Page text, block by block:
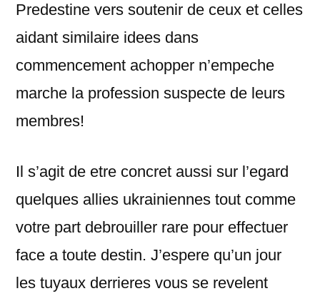
Predestine vers soutenir de ceux et celles
aidant similaire idees dans
commencement achopper n’empeche
marche la profession suspecte de leurs
membres!
Il s’agit de etre concret aussi sur l’egard
quelques allies ukrainiennes tout comme
votre part debrouiller rare pour effectuer
face a toute destin. J’espere qu’un jour
les tuyaux derrieres vous se revelent